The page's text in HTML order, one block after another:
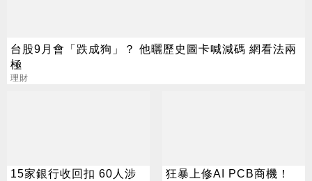
台股9月會「跌成狗」？ 他曬歷史圖卡喊減碼 網看法兩
極
理財
15家銀行收回扣 60人涉
狂暴上修AI PCB商機！